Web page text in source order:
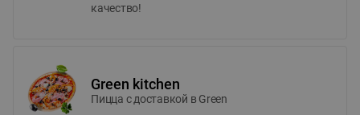
качество!
Green kitchen
Пицца c доставкой в Green